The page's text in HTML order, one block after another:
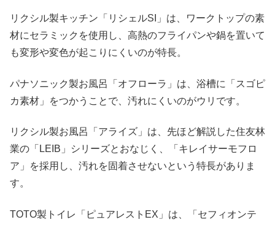
リクシル製キッチン「リシェルSI」は、ワークトップの素
材にセラミックを使用し、高熱のフライパンや鍋を置いて
も変形や変色が起こりにくいのが特長。
パナソニック製お風呂「オフローラ」は、浴槽に「スゴピ
カ素材」をつかうことで、汚れにくいのがウリです。
リクシル製お風呂「アライズ」は、先ほど解説した住友林
業の「LEIB」シリーズとおなじく、「キレイサーモフロ
ア」を採用し、汚れを固着させないという特長がありま
す。
TOTO製トイレ「ピュアレストEX」は、「セフィオンテ